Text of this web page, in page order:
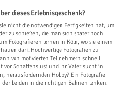
dieses Erlebnisgeschenk?
nicht die notwendigen Fertigkeiten hat, um
zu schießen, die man sich später noch
Fotografieren lernen in Köln, wo sie einem
darf. Hochwertige Fotografien zu
von motivierten Teilnehmern schnell
vor Schaffenslust und Ihr Vater sucht in
herausfordernden Hobby? Ein Fotografie
beiden in die richtigen Bahnen lenken.